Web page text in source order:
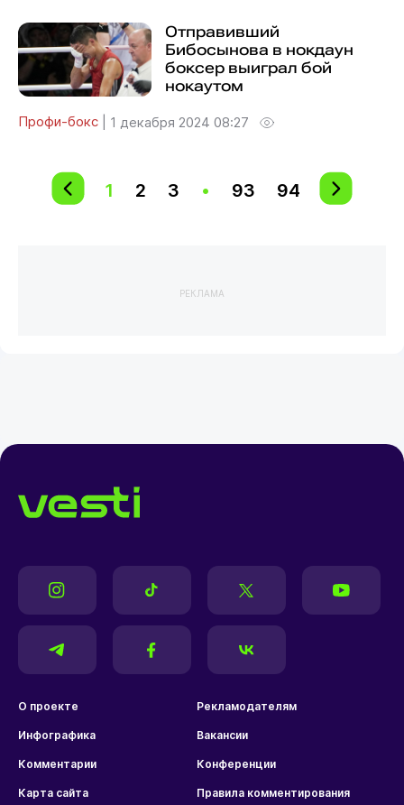
Отправивший
Бибосынова в нокдаун
боксер выиграл бой
нокаутом
Профи-бокс 1 декабря 2024 08:27
1 2 3 • 93 94
РЕКЛАМА
О проекте Рекламодателям
Инфографика Вакансии
Комментарии Конференции
Карта сайта Правила комментирования